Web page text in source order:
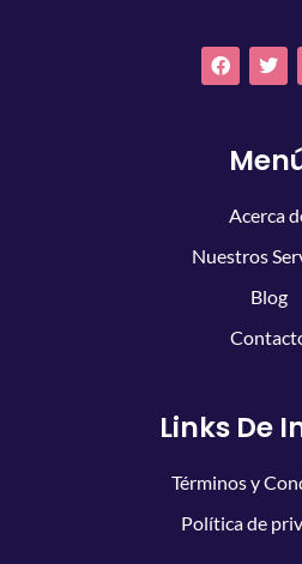
Acerca
Nuestros
Blog
Links De
Términos y
Política de